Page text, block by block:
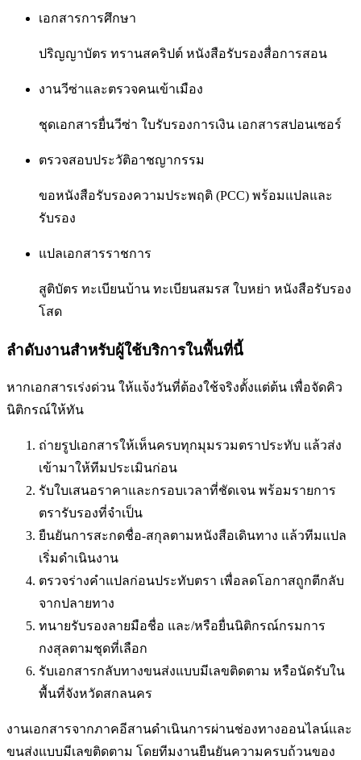
เอกสารการศึกษา
ปริญญาบัตร ทรานสคริปต์ หนังสือรับรองสื่อการสอน
งานวีซ่าและตรวจคนเข้าเมือง
ชุดเอกสารยื่นวีซ่า ใบรับรองการเงิน เอกสารสปอนเซอร์
ตรวจสอบประวัติอาชญากรรม
ขอหนังสือรับรองความประพฤติ (PCC) พร้อมแปลและ
รับรอง
แปลเอกสารราชการ
สูติบัตร ทะเบียนบ้าน ทะเบียนสมรส ใบหย่า หนังสือรับรอง
โสด
ลำดับงานสำหรับผู้ใช้บริการในพื้นที่นี้
หากเอกสารเร่งด่วน ให้แจ้งวันที่ต้องใช้จริงตั้งแต่ต้น เพื่อจัดคิว
นิติกรณ์ให้ทัน
ถ่ายรูปเอกสารให้เห็นครบทุกมุมรวมตราประทับ แล้วส่ง
เข้ามาให้ทีมประเมินก่อน
รับใบเสนอราคาและกรอบเวลาที่ชัดเจน พร้อมรายการ
ตรารับรองที่จำเป็น
ยืนยันการสะกดชื่อ-สกุลตามหนังสือเดินทาง แล้วทีมแปล
เริ่มดำเนินงาน
ตรวจร่างคำแปลก่อนประทับตรา เพื่อลดโอกาสถูกตีกลับ
จากปลายทาง
ทนายรับรองลายมือชื่อ และ/หรือยื่นนิติกรณ์กรมการ
กงสุลตามชุดที่เลือก
รับเอกสารกลับทางขนส่งแบบมีเลขติดตาม หรือนัดรับใน
พื้นที่จังหวัดสกลนคร
งานเอกสารจากภาคอีสานดำเนินการผ่านช่องทางออนไลน์และ
ขนส่งแบบมีเลขติดตาม โดยทีมงานยืนยันความครบถ้วนของ